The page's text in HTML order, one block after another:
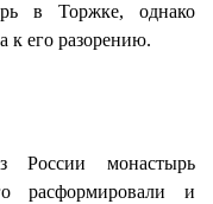
в Торжке, однако
к его разорению.
России монастырь
расформировали и